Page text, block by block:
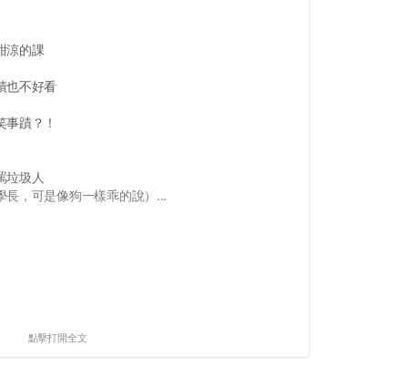
涼的課
也不好看
蹟？！
垃圾人
長，可是像狗一樣乖的說）...
點擊打開全文